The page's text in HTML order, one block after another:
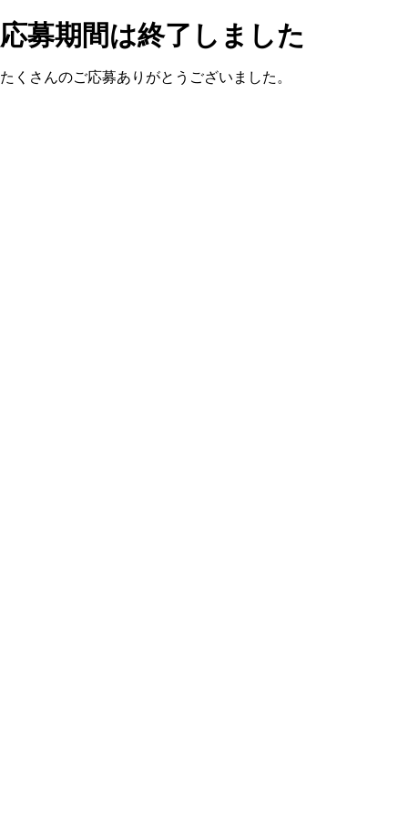
応募期間は終了しました
たくさんのご応募ありがとうございました。